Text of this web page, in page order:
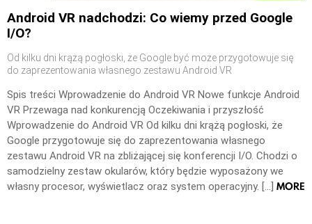
Android VR nadchodzi: Co wiemy przed Google
I/O?
Od kilku dni krążą pogłoski, że Google być może przygotowuje się
do zaprezentowania własnego zestawu Android VR
Spis treści Wprowadzenie do Android VR Nowe funkcje Android
VR Przewaga nad konkurencją Oczekiwania i przyszłość
Wprowadzenie do Android VR Od kilku dni krążą pogłoski, że
Google przygotowuje się do zaprezentowania własnego
zestawu Android VR na zbliżającej się konferencji I/O. Chodzi o
samodzielny zestaw okularów, który będzie wyposażony we
własny procesor, wyświetlacz oraz system operacyjny. […] MORE